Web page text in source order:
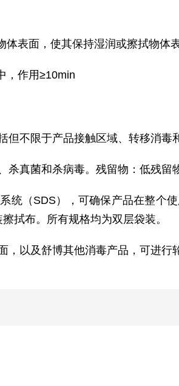
体表面，使其保持湿润或擦拭物体
，作用≥10min
不限于产品接触区域、转移消毒
杀真菌和杀病毒。残留物：低残留
统（SDS），可确保产品在整个
拭布。所有规格均为双层袋装。
以及舒博其他消毒产品，可进行